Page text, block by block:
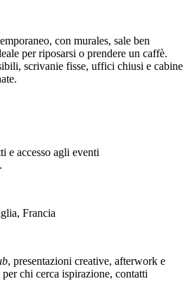
con murales, sale ben
per riposarsi o prendere un caffè.
scrivanie fisse, uffici chiusi e cabine
e accesso agli eventi
Francia
, presentazioni creative, afterwork e
chi cerca ispirazione, contatti